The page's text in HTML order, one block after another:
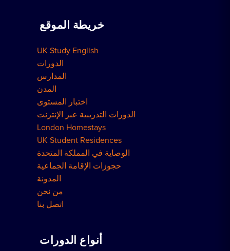
الحجوزات الجماعية
كيفية الحجزخريطة الموقع
UK Study English
الدورات
المدارس
المدن
اختبار المستوى
الدورات التدريبية عبر الإنترنت
London Homestays
UK Student Residences
الوصاية في المملكة المتحدة
حجوزات الإقامة الجماعية
المدونة
من نحن
اتصل بنا
أنواع الدورات